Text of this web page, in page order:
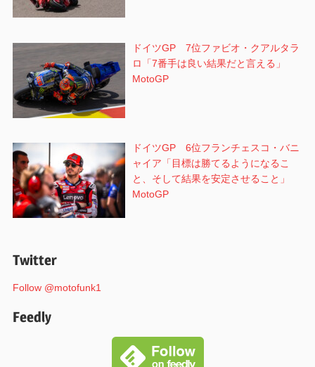
ドイツGP 7位ファビオ・クアルタラ
ロ「7番手は良い結果だと言える」
MotoGP
ドイツGP 6位フランチェスコ・バニ
ャイア「目標は勝てるようになるこ
と、そして結果を安定させること」
MotoGP
Twitter
Follow @motofunk1
Feedly